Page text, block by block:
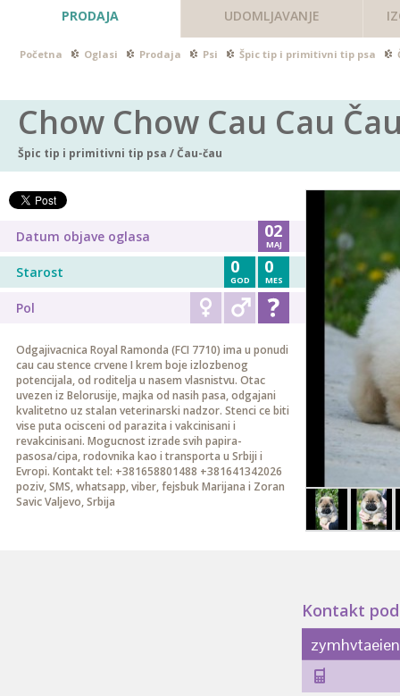
PRODAJA UDOMLJAVANJE
Početna Oglasi Prodaja Psi Špic tip i primitivni tip psa
Chow Chow Cau Cau
Špic tip i primitivni tip psa /Čau-čau
Datum objave oglasa 02
MAJ
Starost 0
MES
0
GOD
Pol
Odgajivacnica Royal Ramonda (FCI 7710) ima u ponudi
cau cau stence crvene I krem boje izlozbenog
potencijala, od roditelja u nasem vlasnistvu. Otac
uvezen iz Belorusije, majka od nasih pasa, odgajani
kvalitetno uz stalan veterinarski nadzor. Stenci ce biti
vise puta ocisceni od parazita i vakcinisani i
revakcinisani. Mogucnost izrade svih papira-
pasosa/cipa, rodovnika kao i transporta u Srbiji i
Evropi. Kontakt tel: +381658801488 +381641342026
poziv, SMS, whatsapp, viber, fejsbuk Marijana i Zoran
Savic Valjevo, Srbija
Kontakt